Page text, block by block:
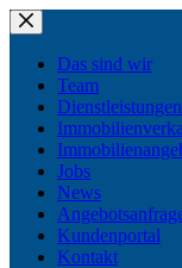
Zum
Inhalt
springenDas sind wir
Team
Dienstleistungen
Jobs
News
Kundenportal
Kontakt